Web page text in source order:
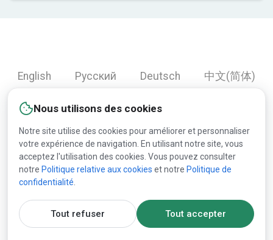
Nous utilisons des cookies
Notre site utilise des cookies pour améliorer et personnaliser
votre expérience de navigation. En utilisant notre site, vous
acceptez l'utilisation des cookies. Vous pouvez consulter
notre Politique relative aux cookies et notre Politique de
confidentialité
Tout refuser Tout accepter
English Русский Deutsch
中文(简体)
العربية
Türkçe Bahasa Indonesia
Copyright © 2000-2026 Lesprom Network. Tous droits
La republication du contenu de Lesprom Network est
interdite sans l’accord écrit préalable de Lesprom Network.